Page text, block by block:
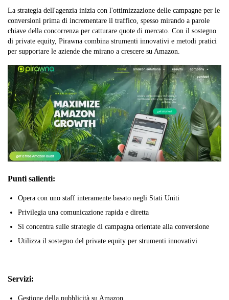
La strategia dell'agenzia inizia con l'ottimizzazione delle campagne per le
conversioni prima di incrementare il traffico, spesso mirando a parole
chiave della concorrenza per catturare quote di mercato. Con il sostegno
di private equity, Pirawna combina strumenti innovativi e metodi pratici
per supportare le aziende che mirano a crescere su Amazon.
Punti salienti:
Opera con uno staff interamente basato negli Stati Uniti
Privilegia una comunicazione rapida e diretta
Si concentra sulle strategie di campagna orientate alla conversione
Utilizza il sostegno del private equity per strumenti innovativi
Servizi:
Gestione della pubblicità su Amazon